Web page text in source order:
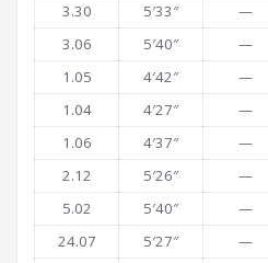
3.30
5′33″ —
3.06
5′40″ —
1.05 4′42″ —
1.04
4′27″ —
1.06
4′37″ —
2.12
5′26″ —
5.02
5′40″ —
24.07
5′27″ —